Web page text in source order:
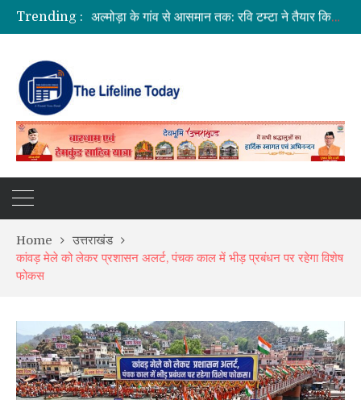
Trending :
अल्मोड़ा के गांव से आसमान तक: रवि टम्टा ने तैयार किया पर्सनल फ्लाइंग व्हीकल, सफल ट्रायल से मची चर्चा
CM धामी का बड़ा तोहफा, 9.87 लाख पेंशन लाभार्थियों को ₹146.32 करोड़ की पेंशन राशि जारी
Home
उत्तराखंड
कांवड़ मेले को लेकर प्रशासन अलर्ट, पंचक काल में भीड़ प्रबंधन पर रहेगा विशेष
फोकस